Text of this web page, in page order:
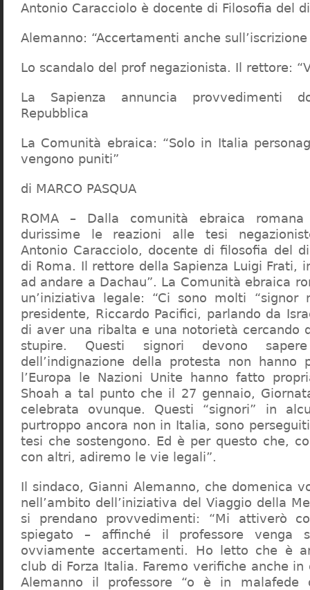
Antonio Caracciolo è docente di Filosofia del
Alemanno: “Accertamenti anche
Lo scandalo del prof negazionista. Il rettore:
La Sapienza annuncia provvedimenti
Repubblica
La Comunità ebraica: “Solo in Italia
vengono puniti”
di MARCO PASQUA
ROMA – Dalla comunità ebraica
durissime le reazioni alle tesi
Antonio Caracciolo, docente di filosofia del
di Roma. Il rettore della Sapienza Luigi Frati,
ad andare a Dachau”. La Comunità ebraica
un’iniziativa legale: “Ci sono molti “signor
presidente, Riccardo Pacifici, parlando da
di aver una ribalta e una notorietà cercando
stupire. Questi signori devono
dell’indignazione della protesta non hanno
l’Europa le Nazioni Unite hanno fatto
Shoah a tal punto che il 27 gennaio,
celebrata ovunque. Questi “signori” in
purtroppo ancora non in Italia, sono
tesi che sostengono. Ed è per questo che,
con altri, adiremo le vie legali”.
Il sindaco, Gianni Alemanno, che domenica
nell’ambito dell’iniziativa del Viaggio della
si prendano provvedimenti: “Mi attiverò
spiegato – affinché il professore venga
ovviamente accertamenti. Ho letto che è
club di Forza Italia. Faremo verifiche anche in
Alemanno il professore “o è in malafede